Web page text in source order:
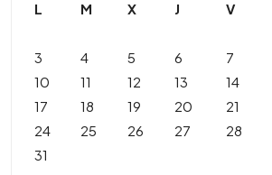
L M X J V
3
4 5 6 7
10
11 12 13 14
17
18 19 20 21
24
25 26 27 28
31